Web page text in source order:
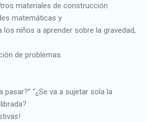
materiales de construcción
matemáticas y
los niños a aprender sobre la gravedad,
de problemas.
pasar?” “¿Se va a sujetar sola la